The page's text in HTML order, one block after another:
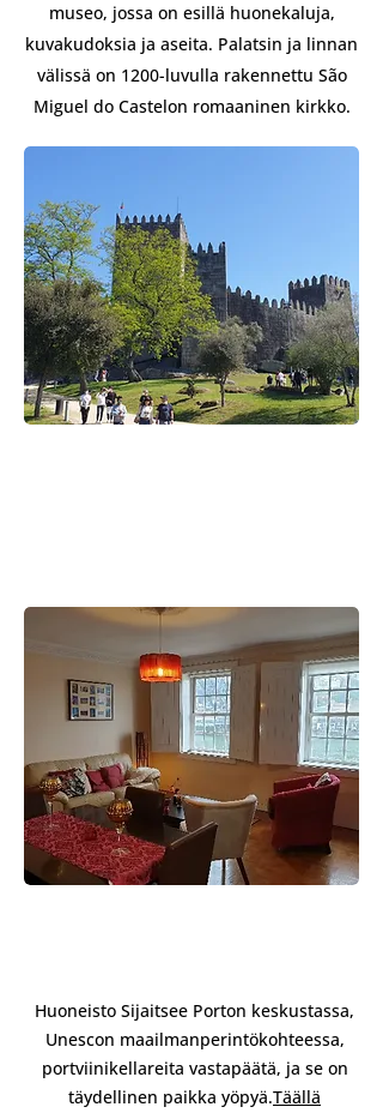
museo, jossa on esillä huonekaluja,
kuvakudoksia ja aseita. Palatsin ja linnan
välissä on 1200-luvulla rakennettu São
Miguel do Castelon romaaninen kirkko.
Huoneisto Sijaitsee Porton keskustassa,
Unescon maailmanperintökohteessa,
portviinikellareita vastapäätä, ja se on
täydellinen paikka yöpyä.Täällä